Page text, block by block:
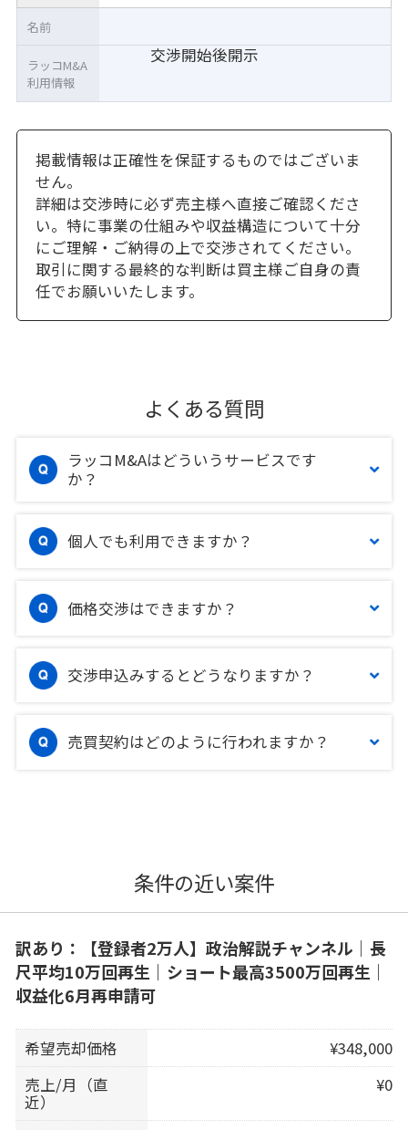
交渉開始後開示
名前
ラッコM&A
利用情報
掲載情報は正確性を保証するものではございま
せん。
詳細は交渉時に必ず売主様へ直接ご確認くださ
い。特に事業の仕組みや収益構造について十分
にご理解・ご納得の上で交渉されてください。
取引に関する最終的な判断は買主様ご自身の責
任でお願いいたします。
よくある質問
ラッコM&Aはどういうサービスです
か？
個人でも利用できますか？
価格交渉はできますか？
交渉申込みするとどうなりますか？
売買契約はどのように行われますか？
条件の近い案件
訳あり：【登録者2万人】政治解説チャンネル｜長
尺平均10万回再生｜ショート最高3500万回再生｜
収益化6月再申請可
希望売却価格
¥348,000
売上/月（直
近）
¥0